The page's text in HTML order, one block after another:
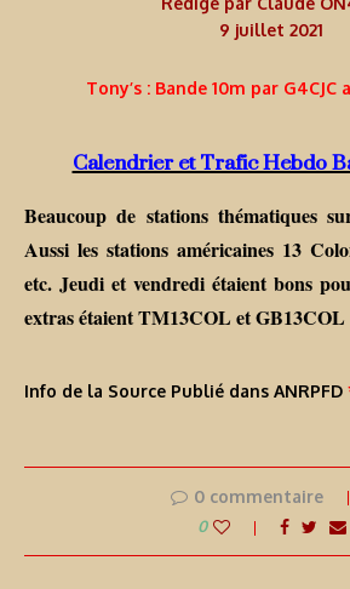
9 juillet 2021
Tony’s : Bande 10m par G4CJC
Calendrier et Trafic Hebdo
Beaucoup de stations thématiques
Aussi les stations américaines 13
etc. Jeudi et vendredi étaient bons
extras étaient TM13COL et GB13COL
Info de la Source Publié dans ANRPFD
0 commentaire
0